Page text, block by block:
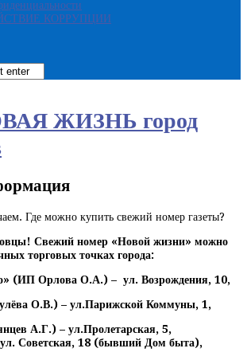
КОРРУПЦИИ
ЖИЗНЬ город
Где можно купить свежий номер газеты?
Свежий номер «Новой жизни» можно
торговых точках города:
(ИП Орлова О.А.) – ул. Возрождения, 10,
О.В.) – ул.Парижской Коммуны, 1,
А.Г.) – ул.Пролетарская, 5,
Советская, 18 (бывший Дом быта),